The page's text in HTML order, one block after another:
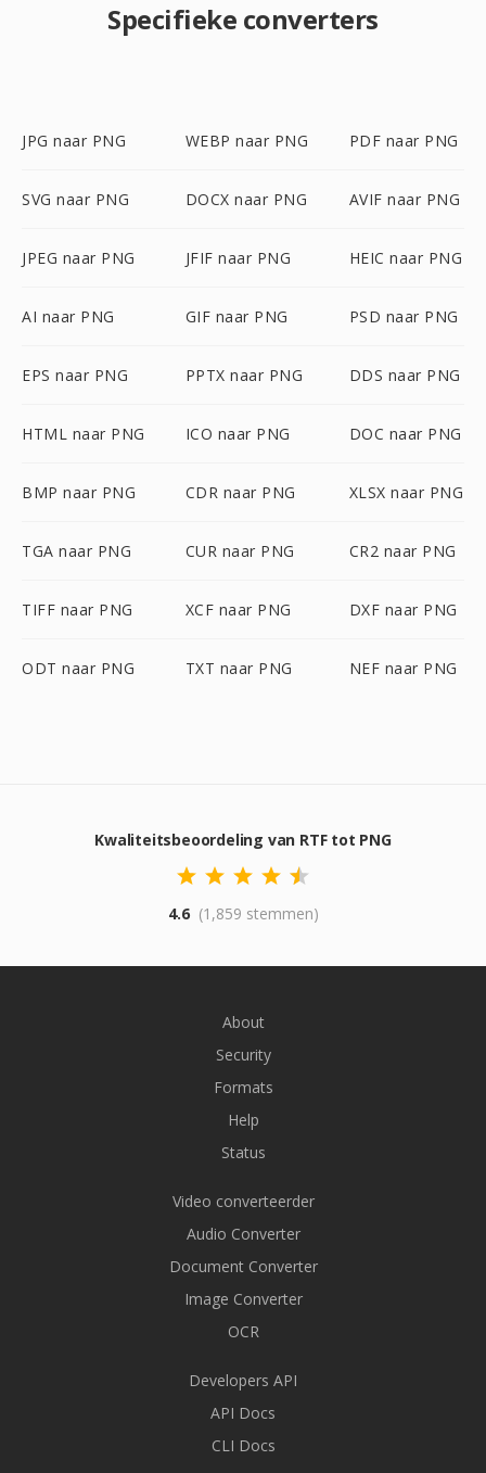
Specifieke converters
JPG naar PNG WEBP naar PNG PDF naar PNG
SVG naar PNG DOCX naar PNG AVIF naar PNG
JPEG naar PNG JFIF naar PNG HEIC naar PNG
AI naar PNG GIF naar PNG PSD naar PNG
EPS naar PNG PPTX naar PNG DDS naar PNG
HTML naar PNG ICO naar PNG DOC naar PNG
BMP naar PNG CDR naar PNG XLSX naar PNG
TGA naar PNG CUR naar PNG CR2 naar PNG
TIFF naar PNG XCF naar PNG DXF naar PNG
ODT naar PNG TXT naar PNG NEF naar PNG
Kwaliteitsbeoordeling van RTF tot PNG
4.6 (1,859 stemmen)
About
Security
Formats
Help
Status
Video converteerder
Audio Converter
Document Converter
Image Converter
OCR
Developers API
API Docs
CLI Docs